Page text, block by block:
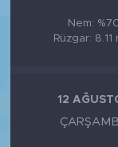
Nem:
Rüzgar: 8.11
12